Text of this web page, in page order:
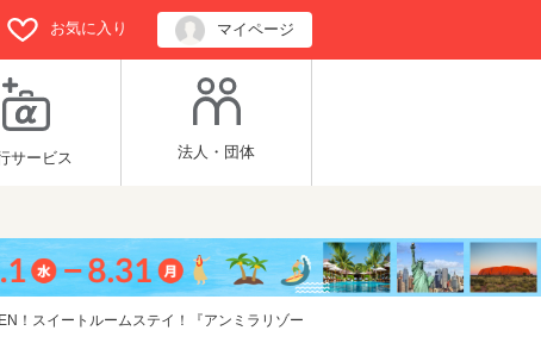
お気に入り マイページ
サービス 法人・団体
！スイートルームステイ！『アンミラリゾー